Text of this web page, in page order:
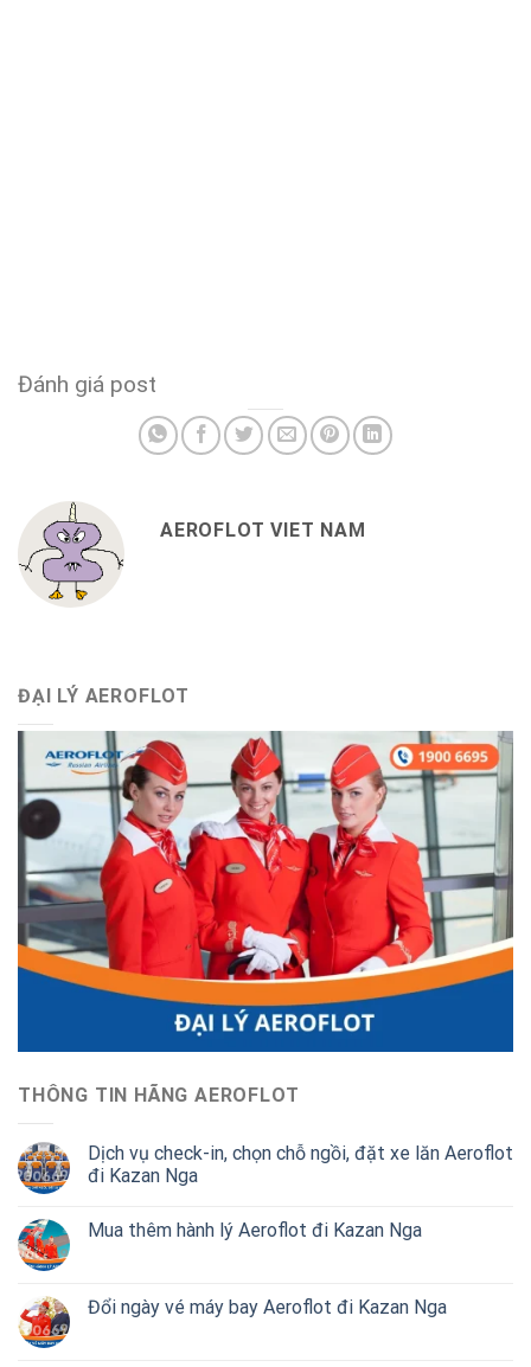
Đánh giá post
AEROFLOT VIET NAM
ĐẠI LÝ AEROFLOT
THÔNG TIN HÃNG AEROFLOT
Dịch vụ check-in, chọn chỗ ngồi, đặt xe lăn Aeroflot
đi Kazan Nga
Mua thêm hành lý Aeroflot đi Kazan Nga
Đổi ngày vé máy bay Aeroflot đi Kazan Nga